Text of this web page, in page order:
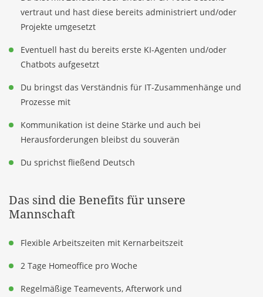
vertraut und hast diese bereits administriert und/oder
Projekte umgesetzt
Eventuell hast du bereits erste KI-Agenten und/oder
Chatbots aufgesetzt
Du bringst das Verständnis für IT-Zusammenhänge und
Prozesse mit
Kommunikation ist deine Stärke und auch bei
Herausforderungen bleibst du souverän
Du sprichst fließend Deutsch
Das sind die Benefits für unsere
Mannschaft
Flexible Arbeitszeiten mit Kernarbeitszeit
2 Tage Homeoffice pro Woche
Regelmäßige Teamevents, Afterwork und